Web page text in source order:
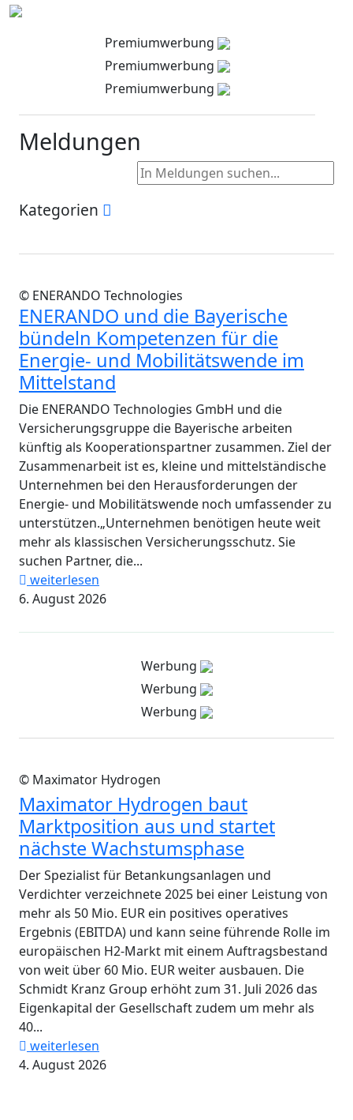
Premiumwerbung
Premiumwerbung
Premiumwerbung
Meldungen
Kategorien
© ENERANDO Technologies
ENERANDO und die Bayerische
bündeln Kompetenzen für die
Energie- und Mobilitätswende im
Mittelstand
Die ENERANDO Technologies GmbH und die
Versicherungsgruppe die Bayerische arbeiten
künftig als Kooperationspartner zusammen. Ziel der
Zusammenarbeit ist es, kleine und mittelständische
Unternehmen bei den Herausforderungen der
Energie- und Mobilitätswende noch umfassender zu
unterstützen.„Unternehmen benötigen heute weit
mehr als klassischen Versicherungsschutz. Sie
suchen Partner, die...
weiterlesen
6. August 2026
Werbung
Werbung
Werbung
© Maximator Hydrogen
Maximator Hydrogen baut
Marktposition aus und startet
nächste Wachstumsphase
Der Spezialist für Betankungsanlagen und
Verdichter verzeichnete 2025 bei einer Leistung von
mehr als 50 Mio. EUR ein positives operatives
Ergebnis (EBITDA) und kann seine führende Rolle im
europäischen H2-Markt mit einem Auftragsbestand
von weit über 60 Mio. EUR weiter ausbauen. Die
Schmidt Kranz Group erhöht zum 31. Juli 2026 das
Eigenkapital der Gesellschaft zudem um mehr als
40...
weiterlesen
4. August 2026